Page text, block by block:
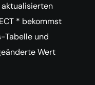
aktualisierten
* bekommst
Tabelle und
Wert